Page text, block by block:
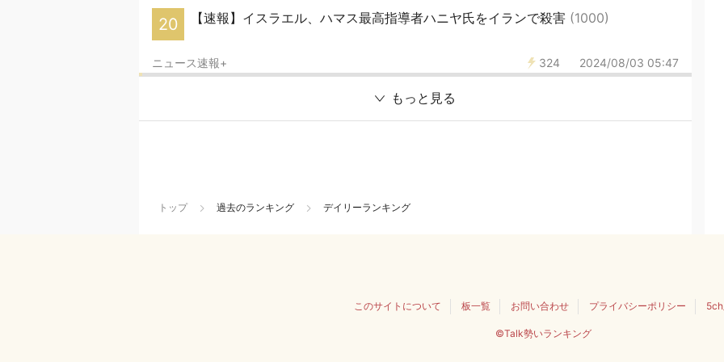
20 【速報】イスラエル、ハマス最高指導者ハニヤ氏をイランで殺害 (1000)
324 2024/08/03 05:47
ニュース速報+
もっと見る
トップ 過去のランキング デイリーランキング
このサイトについて 板一覧 お問い合わせ プライバシーポリシー
©Talk勢いランキング